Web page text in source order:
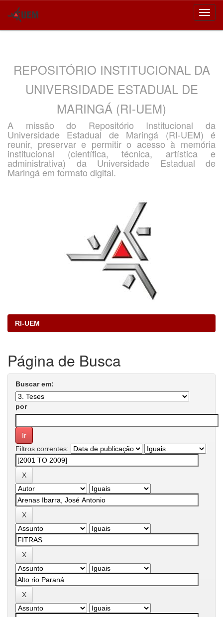
REPOSITÓRIO INSTITUCIONAL DA
UNIVERSIDADE ESTADUAL DE
MARINGÁ (RI-UEM)
A missão do Repositório Institucional da
Universidade Estadual de Maringá (RI-UEM) é
reunir, preservar e permitir o acesso à memória
institucional (científica, técnica, artística e
administrativa) da Universidade Estadual de
Maringá em formato digital.
RI-UEM
Página de Busca
Buscar em:
por
Filtros correntes: